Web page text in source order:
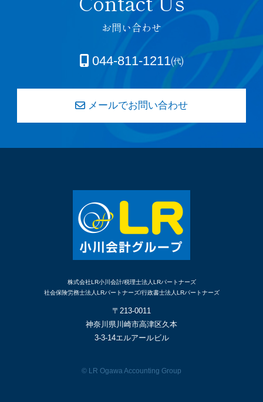
お問い合わせ
044-811-1211㈹
メールでお問い合わせ
株式会社LR小川会計/税理士法人LRパートナーズ
社会保険労務士法人LRパートナーズ/行政書士法人LRパートナーズ
〒213-0011
神奈川県川崎市高津区久本
3-3-14エルアールビル
© LR Ogawa Accounting Group